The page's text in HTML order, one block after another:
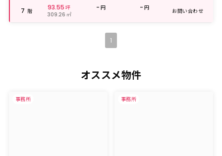
7 階 93.55 坪
309.26 ㎡
- 円 - 円 お問い合わせ
1
オススメ物件
事務所 事務所